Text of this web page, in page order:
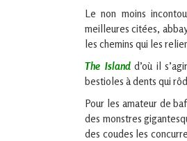
Le non moins
meilleures citées,
les chemins qui les
The Islandd’où il
bestioles à dents qui
Pour les amateur de
des monstres
des coudes les